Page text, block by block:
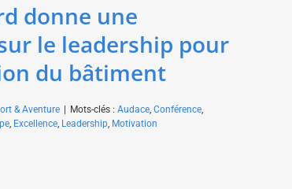
donne une
le leadership pour
du bâtiment
& Aventure | Mots-clés : Audace Conférence
Excellence Leadership Motivation